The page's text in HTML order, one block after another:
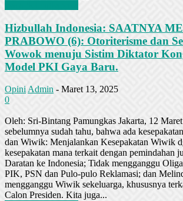
Hizbullah Indonesia: SAATNYA
PRABOWO (6): Otoriterisme dan
Wowok menuju Sistim Diktator
Model PKI Gaya Baru.
Opini Admin - Maret 13, 2025
0
Oleh: Sri-Bintang Pamungkas Jakarta, 12
sebelumnya sudah tahu, bahwa ada
dan Wiwik: Menjalankan Kesepakatan Wiwik
kesepakatan mana terkait dengan pemindahan
Daratan ke Indonesia; Tidak mengganggu
PIK, PSN dan Pulo-pulo Reklamasi; dan
mengganggu Wiwik sekeluarga, khususnya
Calon Presiden. Kita juga...